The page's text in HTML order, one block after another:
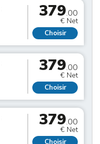
379.00
€ Net
Choisir
379.00
€ Net
Choisir
379.00
€ Net
Choisir